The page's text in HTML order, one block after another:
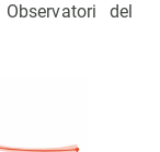
del